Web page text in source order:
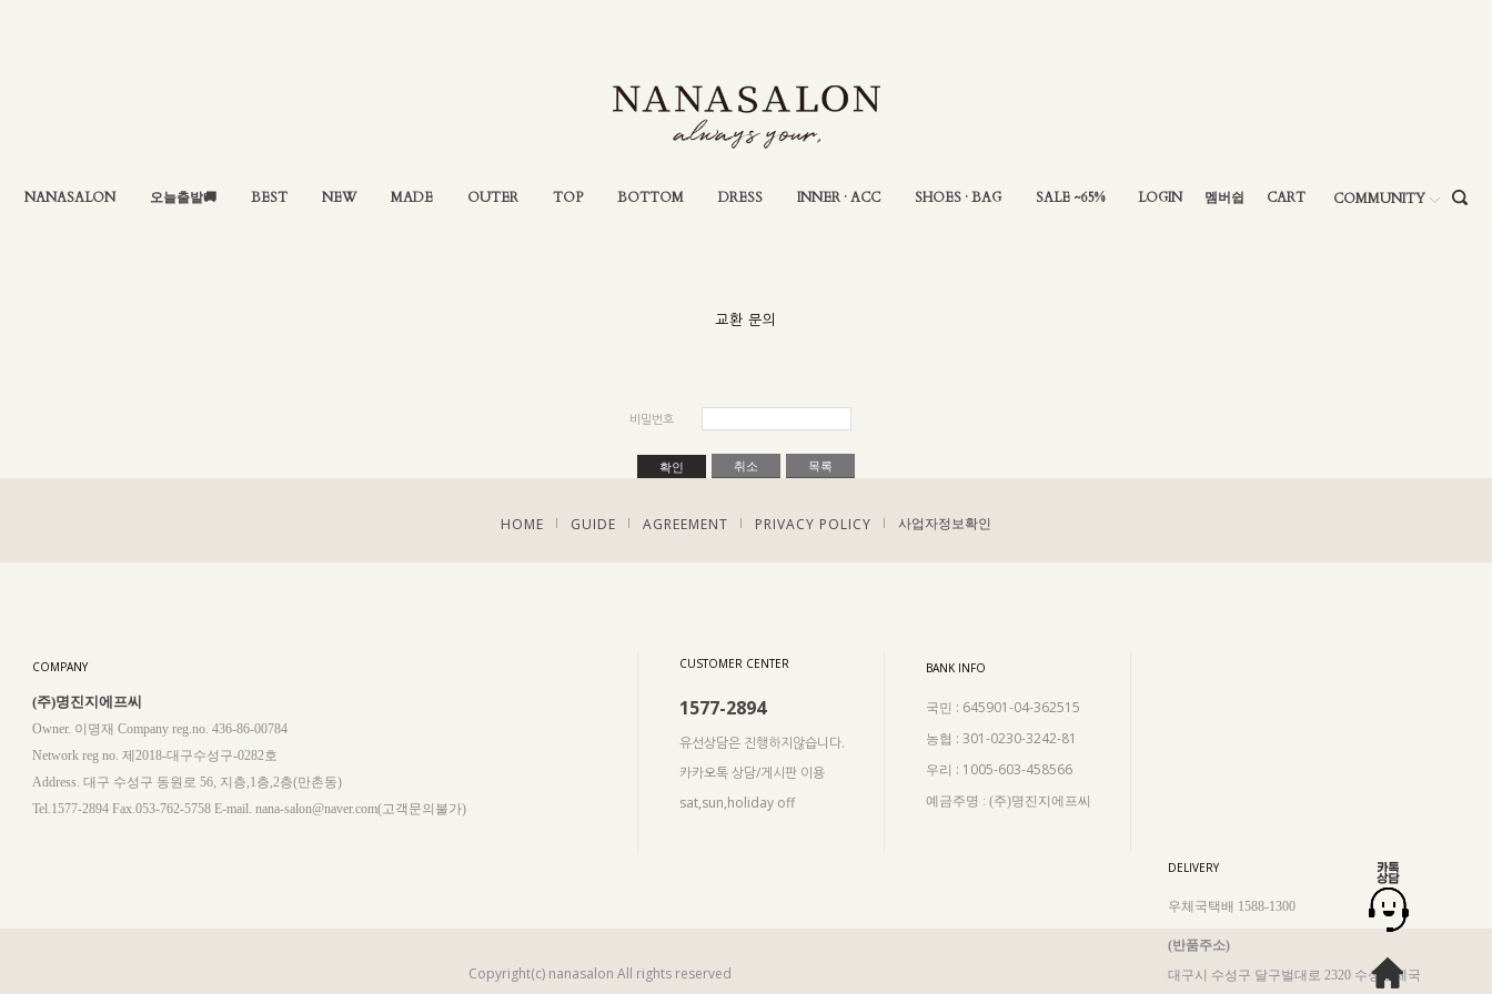
NANASALON 오늘출발🚚 BEST NEW MADE OUTER TOP BOTTOM DRESS INNER · ACC SHOES · BAG SALE ~65% LOGIN 멤버쉽 CART COMMUNITY
교환 문의
비밀번호
확인 취소 목록
HOME | GUIDE | AGREEMENT | PRIVACY POLICY | 사업자정보확인
COMPANY
(주)명진지에프씨
Owner. 이명재 Company reg.no. 436-86-00784
Network reg no. 제2018-대구수성구-0282호
Address. 대구 수성구 동원로 56, 지층,1층,2층(만촌동)
Tel.1577-2894 Fax.053-762-5758 E-mail. nana-salon@naver.com(고객문의불가)
CUSTOMER CENTER
1577-2894
유선상담은 진행하지않습니다.
카카오톡 상담/게시판 이용
sat,sun,holiday off
BANK INFO
국민 : 645901-04-362515
농협 : 301-0230-3242-81
우리 : 1005-603-458566
예금주명 : (주)명진지에프씨
DELIVERY
우체국택배 1588-1300
(반품주소)
대구시 수성구 달구벌대로 2320 수성우체국
Copyright(c) nanasalon All rights reserved